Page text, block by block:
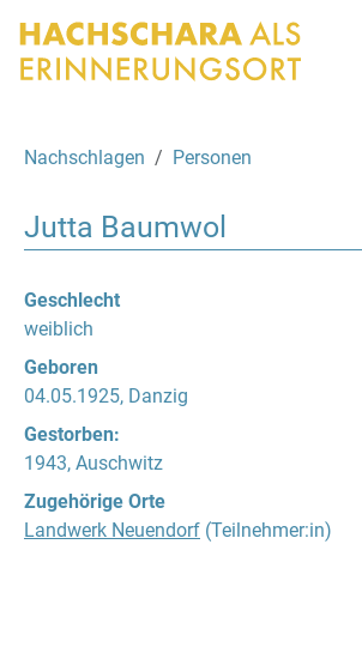
Nachschlagen Personen
Jutta Baumwol
Geschlecht
weiblich
Geboren
04.05.1925, Danzig
Gestorben:
1943, Auschwitz
Zugehörige Orte
Landwerk Neuendorf (Teilnehmer:in)